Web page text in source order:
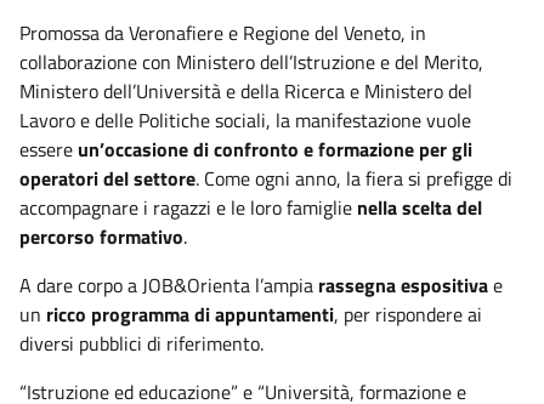
Promossa da Veronafiere e Regione del Veneto, in
collaborazione con Ministero dell’Istruzione e del Merito,
Ministero dell’Università e della Ricerca e Ministero del
Lavoro e delle Politiche sociali, la manifestazione vuole
essere un’occasione di confronto e formazione per gli
operatori del settore. Come ogni anno, la fiera si prefigge di
accompagnare i ragazzi e le loro famiglie nella scelta del
percorso formativo.
A dare corpo a JOB&Orienta l’ampia rassegna espositivae
un ricco programma di appuntamenti, per rispondere ai
diversi pubblici di riferimento.
“Istruzione ed educazione” e “Università, formazione e